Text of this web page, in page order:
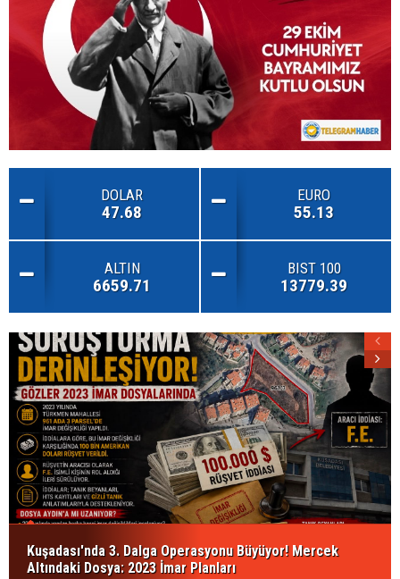
DOLAR
47.68
EURO
55.13
ALTIN
6659.71
BIST 100
13779.39
Kuşadası'nda 3. Dalga Operasyonu Büyüyor! Mercek
Altındaki Dosya: 2023 İmar Planları